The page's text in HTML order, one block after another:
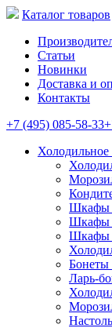
Каталог товаров
Статьи
Новинки
Доставка и
Контакты
+7 (495) 085-58-33
Холодильное
Шкафы
Шкафы
Шкафы
Бонеты
Ларь-